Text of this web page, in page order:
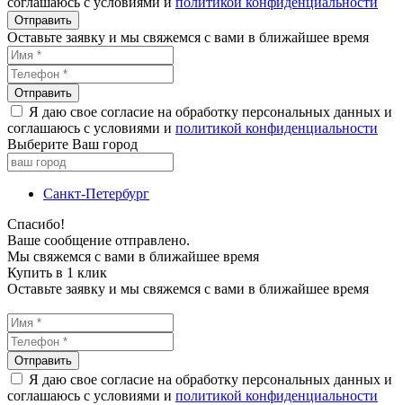
Оставьте заявку и мы свяжемся с вами в ближайшее время
Я даю свое согласие на обработку персональных данных и
соглашаюсь с условиями и политикой конфиденциальности
Выберите Ваш город
Санкт-Петербург
Спасибо!
Ваше сообщение отправлено.
Мы свяжемся с вами в ближайшее время
Купить в 1 клик
Оставьте заявку и мы свяжемся с вами в ближайшее время
Я даю свое согласие на обработку персональных данных и
соглашаюсь с условиями и политикой конфиденциальности